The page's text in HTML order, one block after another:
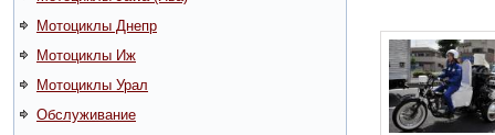
Мотоциклы Днепр
Мотоциклы Иж
Мотоциклы Урал
Обслуживание